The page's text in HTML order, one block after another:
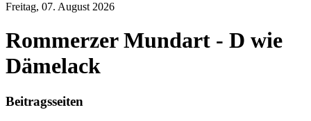
Freitag, 07. August 2026
Rommerzer Mundart - D wie
Dämelack
Beitragsseiten